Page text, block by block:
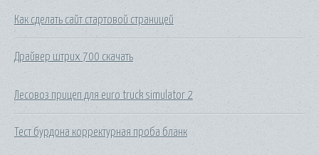
Как сделать сайт стартовой страницей
Драйвер штрих 700 скачать
Лесовоз прицеп для euro truck simulator 2
Тест бурдона корректурная проба бланк